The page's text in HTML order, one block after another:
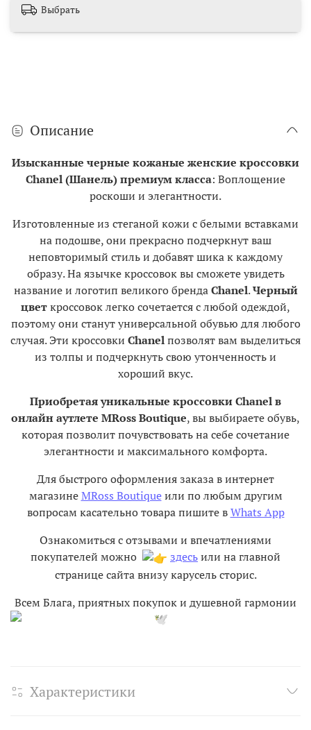
Выбрать
Описание
Изысканные черные кожаные женские кроссовки
Chanel (Шанель) премиум класса: Воплощение
роскоши и элегантности.
Изготовленные из стеганой кожи с белыми вставками
на подошве, они прекрасно подчеркнут ваш
неповторимый стиль и добавят шика к каждому
образу. На язычке кроссовок вы сможете увидеть
название и логотип великого брендаChanel.Черный
цветкроссовок легко сочетается с любой одеждой,
поэтому они станут универсальной обувью для любого
случая. Эти кроссовки Chanelпозволят вам выделиться
из толпы и подчеркнуть свою утонченность и
хороший вкус.
Приобретая уникальные кроссовки Chanel в
онлайн аутлете MRoss Boutique, вы выбираете обувь,
которая позволит почувствовать на себе сочетание
элегантности и максимального комфорта.
Для быстрого оформления заказа в интернет
магазинеMRoss Boutiqueили по любым другим
вопросам касательно товара пишите вWhats App
Ознакомиться с отзывами и впечатлениями
покупателей можно
здесьили на главной
странице сайта внизу карусель сторис.
Всем Блага, приятных покупок и душевной гармонии
Характеристики